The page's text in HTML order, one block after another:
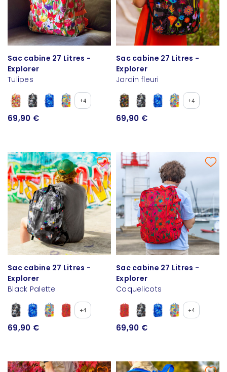
Sac cabine 27 Litres -
Explorer
Tulipes
+4
69,90 €
Sac cabine 27 Litres -
Explorer
Jardin fleuri
+4
69,90 €
Sac cabine 27 Litres -
Explorer
Black Palette
+4
69,90 €
Sac cabine 27 Litres -
Explorer
Coquelicots
+4
69,90 €